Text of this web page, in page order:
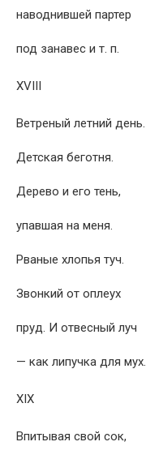
наводнившей партер
под занавес и т. п.
XVIII
Ветреный летний день.
Детская беготня.
Дерево и его тень,
упавшая на меня.
Рваные хлопья туч.
Звонкий от оплеух
пруд. И отвесный луч
— как липучка для мух.
XIX
Впитывая свой сок,